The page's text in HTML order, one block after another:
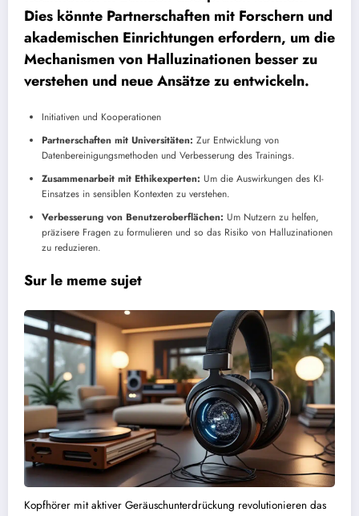
Dies könnte Partnerschaften mit Forschern und
akademischen Einrichtungen erfordern, um die
Mechanismen von Halluzinationen besser zu
verstehen und neue Ansätze zu entwickeln.
Initiativen und Kooperationen
Partnerschaften mit Universitäten: Zur Entwicklung von
Datenbereinigungsmethoden und Verbesserung des Trainings.
Zusammenarbeit mit Ethikexperten: Um die Auswirkungen des KI-
Einsatzes in sensiblen Kontexten zu verstehen.
Verbesserung von Benutzeroberflächen: Um Nutzern zu helfen,
präzisere Fragen zu formulieren und so das Risiko von Halluzinationen
zu reduzieren.
Sur le meme sujet
Kopfhörer mit aktiver Geräuschunterdrückung revolutionieren das